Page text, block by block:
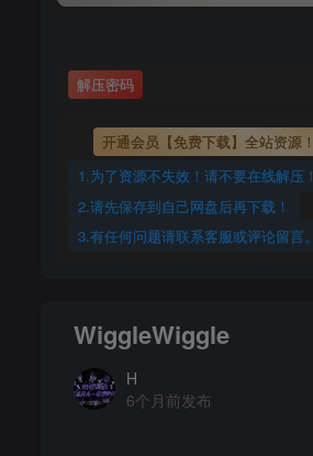
解压密码
开通会员【免费下载】全站资源！
1.为了资源不失效！请不要在线解压！
2.请先保存到自己网盘后再下载！
3.有任何问题请联系客服或评论留言。
WiggleWiggle
H
6个月前发布